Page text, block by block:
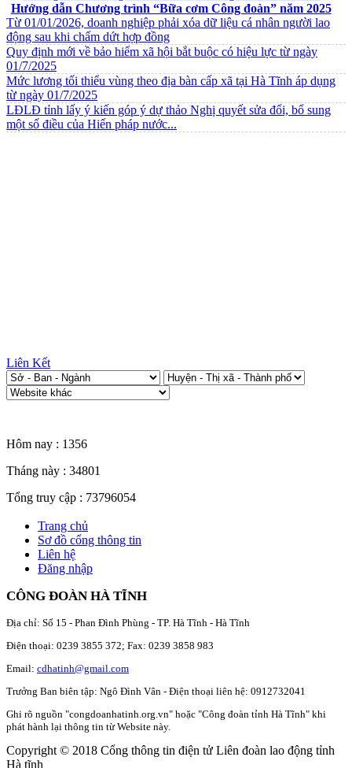
Hướng dẫn Chương trình “Bữa cơm Công đoàn” năm 2025
Từ 01/01/2026, doanh nghiệp phải xóa dữ liệu cá nhân người lao
động sau khi chấm dứt hợp đồng
Quy định mới về bảo hiểm xã hội bắt buộc có hiệu lực từ ngày
01/7/2025
Mức lương tối thiểu vùng theo địa bàn cấp xã tại Hà Tĩnh áp dụng
từ ngày 01/7/2025
LĐLĐ tỉnh lấy ý kiến góp ý dự thảo Nghị quyết sửa đổi, bổ sung
một số điều của Hiến pháp nước...
Liên Kết
Hôm nay : 1356
Tháng này : 34801
Tổng truy cập : 73796054
Trang chủ
Sơ đồ cổng thông tin
Liên hệ
Đăng nhập
CÔNG ĐOÀN HÀ TĨNH
Địa chỉ: Số 15 - Phan Đình Phùng - TP. Hà Tĩnh - Hà Tĩnh
Điện thoại: 0239 3855 372; Fax: 0239 3858 983
Email: cdhatinh@gmail.com
Trưởng Ban biên tập: Ngô Đình Vân - Điện thoại liên hệ: 0912732041
Ghi rõ nguồn "congdoanhatinh.org.vn" hoặc "Công đoàn tỉnh Hà Tĩnh" khi
phát hành lại thông tin từ Website này.
Copyright © 2018 Cổng thông tin điện tử Liên đoàn lao động tỉnh
Hà tĩnh